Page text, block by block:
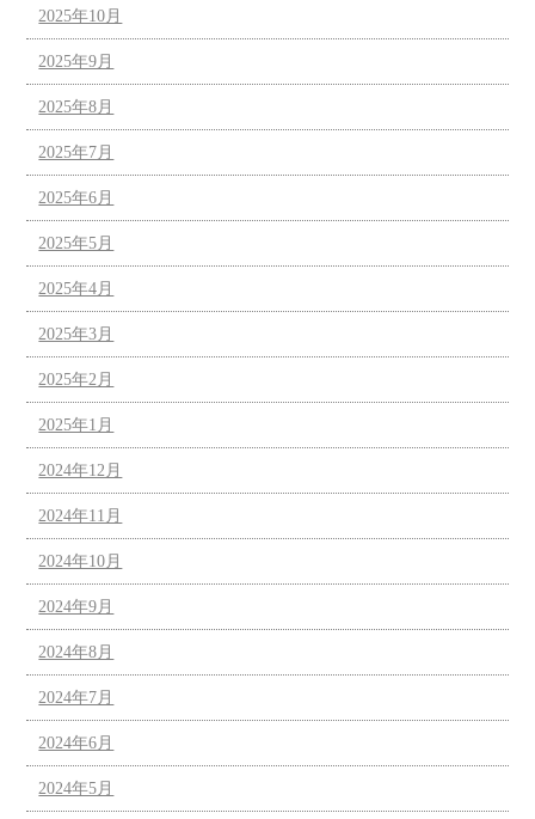
2025年10月
2025年9月
2025年8月
2025年7月
2025年6月
2025年5月
2025年4月
2025年3月
2025年2月
2025年1月
2024年12月
2024年11月
2024年10月
2024年9月
2024年8月
2024年7月
2024年6月
2024年5月